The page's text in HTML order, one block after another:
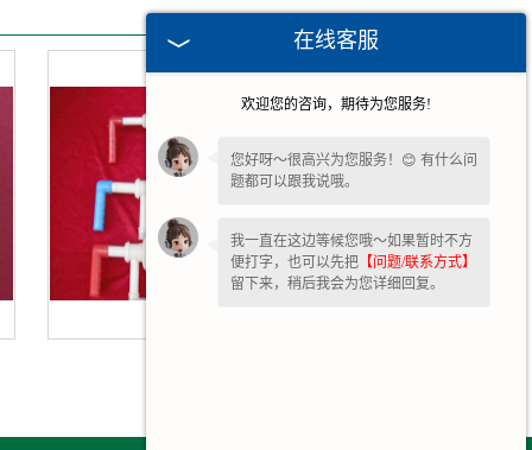
在线客服
欢迎您的咨询，期待为您服务!
您好呀～很高兴为您服务！😊 有什么问
题都可以跟我说哦。
我一直在这边等候您哦～如果暂时不方
便打字，也可以先把 【问题/联系方式】
留下来，稍后我会为您详细回复。